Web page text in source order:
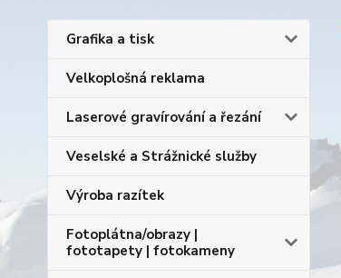
Grafika a tisk
Velkoplošná reklama
Laserové gravírování a řezání
Veselské a Strážnické služby
Výroba razítek
Fotoplátna/obrazy |
fototapety | fotokameny